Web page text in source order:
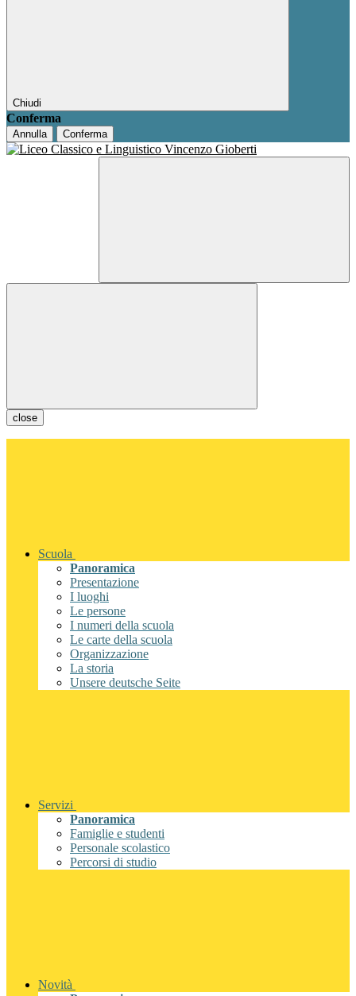
Chiudi
Conferma
Annulla Conferma
close
Scuola
Panoramica
Presentazione
I luoghi
Le persone
I numeri della scuola
Le carte della scuola
Organizzazione
La storia
Unsere deutsche Seite
Servizi
Panoramica
Famiglie e studenti
Personale scolastico
Percorsi di studio
Novità